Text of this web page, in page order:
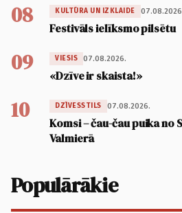
08 KULTŪRA UN IZKLAIDE
Festivāls ielīksmo pilsētu
09 VIESIS 07.08.2026.
«Dzīve ir skaista!»
10 DZĪVESSTILS 07.08.2026.
Komsi – čau-čau puika no
Valmierā
Populārākie